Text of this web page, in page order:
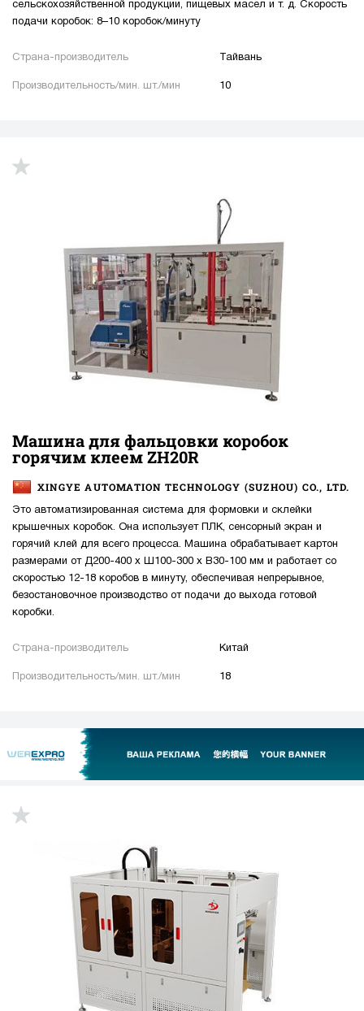
сельскохозяйственной продукции, пищевых масел и т. д. Скорость
подачи коробок: 8–10 коробок/минуту
Страна-производитель Тайвань
Производительность/мин. шт./мин 10
Машина для фальцовки коробок
горячим клеем ZH20R
XINGYE AUTOMATION TECHNOLOGY (SUZHOU) CO., LTD.
Это автоматизированная система для формовки и склейки
крышечных коробок. Она использует ПЛК, сенсорный экран и
горячий клей для всего процесса. Машина обрабатывает картон
размерами от Д200-400 x Ш100-300 x В30-100 мм и работает со
скоростью 12-18 коробов в минуту, обеспечивая непрерывное,
безостановочное производство от подачи до выхода готовой
коробки.
Страна-производитель Китай
Производительность/мин. шт./мин 18